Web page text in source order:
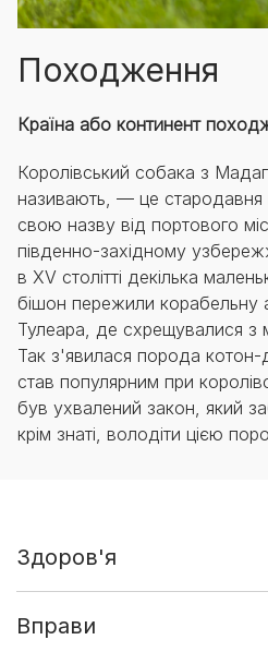
Походження
Країна або континент
Королівський собака з
називають, — це
свою назву від портового
південно-західному
в XV столітті декілька
бішон пережили корабельну
Тулеара, де схрещувалися з
Так з'явилася порода
став популярним при
був ухвалений закон, який
крім знаті, володіти цією
Здоров'я
Вправи